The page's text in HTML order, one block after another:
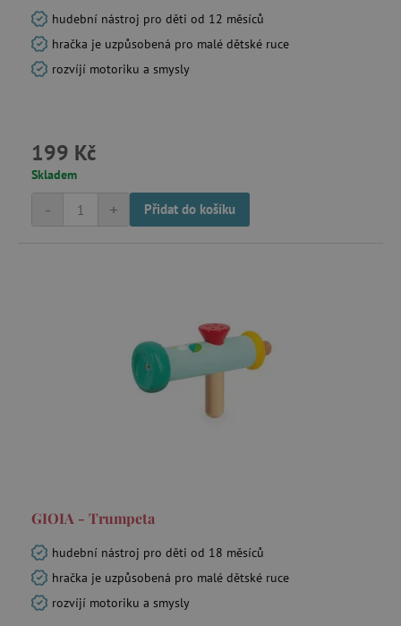
hudební nástroj pro děti od 12 měsíců
hračka je uzpůsobená pro malé dětské ruce
rozvíjí motoriku a smysly
199 Kč
Skladem
+
- Přidat do košíku
GIOIA - Trumpeta
hudební nástroj pro děti od 18 měsíců
hračka je uzpůsobená pro malé dětské ruce
rozvíjí motoriku a smysly